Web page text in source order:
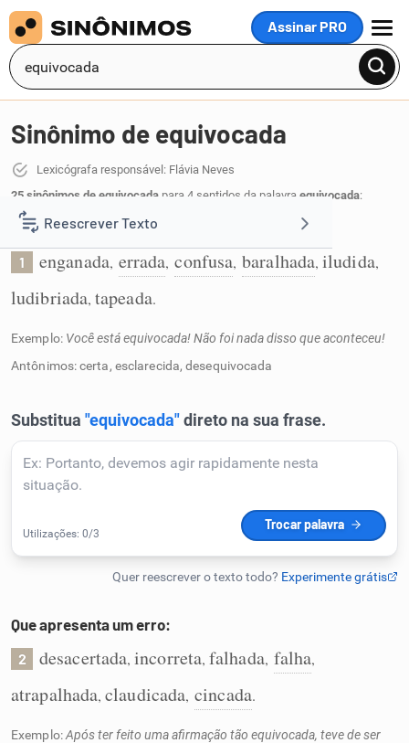
Assinar PRO
MENU
Reescrever Texto
Resumir Texto
Humanizador de IA
Cata-letras
Caça-palavras
Dicionário
Sinônimo de equivocada
Lexicógrafa responsável: Flávia Neves
25 sinônimos de equivocada para 4 sentidos da palavra equivocada:
Que se equivocou, estando enganada:
1 enganada, errada, confusa, baralhada,iludida,
ludibriada, tapeada.
Exemplo: Você está equivocada! Não foi nada disso que aconteceu!
Antônimos: certa, esclarecida, desequivocada
Que apresenta um erro:
2 desacertada,incorreta,falhada, falha,
atrapalhada,claudicada, cincada.
Exemplo:Após ter feito uma afirmação tão equivocada, teve de ser